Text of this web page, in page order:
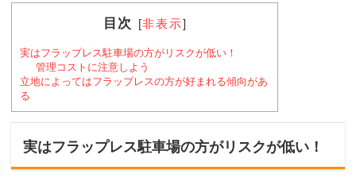
目次 [非表示]
実はフラップレス駐車場の方がリスクが低い！
管理コストに注意しよう
立地によってはフラップレスの方が好まれる傾向があ
る
実はフラップレス駐車場の方がリスクが低い！